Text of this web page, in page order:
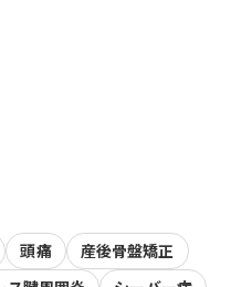
頭痛
産後骨盤矯正